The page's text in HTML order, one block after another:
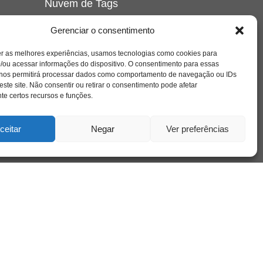
Gerenciar o consentimento
as melhores experiências, usamos tecnologias como cookies para
ou acessar informações do dispositivo. O consentimento para essas
permitirá processar dados como comportamento de navegação ou IDs
site. Não consentir ou retirar o consentimento pode afetar
certos recursos e funções.
Negar Ver preferências
Nuvem de Tags
crianca cuidado cultura depressao
educação família filme
freud infância insight jung liberdade livro
loucura luto maternidade
psicologia relato